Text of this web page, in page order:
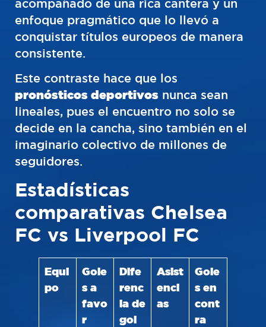
acompañado de una rica cantera y un
enfoque pragmático que lo llevó a
conquistar títulos europeos de manera
consistente.
Este contraste hace que los
pronósticos deportivos nunca sean
lineales, pues el encuentro no solo se
decide en la cancha, sino también en el
imaginario colectivo de millones de
seguidores.
Estadísticas
comparativas Chelsea
FC vs Liverpool FC
Equi
po
Gole
s a
favo
r
Dife
renc
ia de
gol
Asist
enci
as
Gole
s en
cont
ra